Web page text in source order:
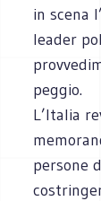
in scena
leader
peggio.
L’Italia
persone